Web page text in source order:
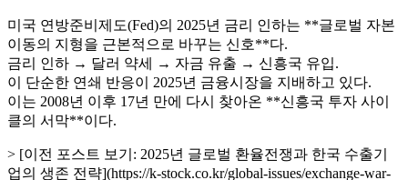
미국 연방준비제도(Fed)의 2025년 금리 인하는 **글로벌 자본
이동의 지형을 근본적으로 바꾸는 신호**다.
금리 인하 → 달러 약세 → 자금 유출 → 신흥국 유입.
이 단순한 연쇄 반응이 2025년 금융시장을 지배하고 있다.
이는 2008년 이후 17년 만에 다시 찾아온 **신흥국 투자 사이
클의 서막**이다.
> [이전 포스트 보기: 2025년 글로벌 환율전쟁과 한국 수출기
업의 생존 전략](https://k-stock.co.kr/global-issues/exchange-war-